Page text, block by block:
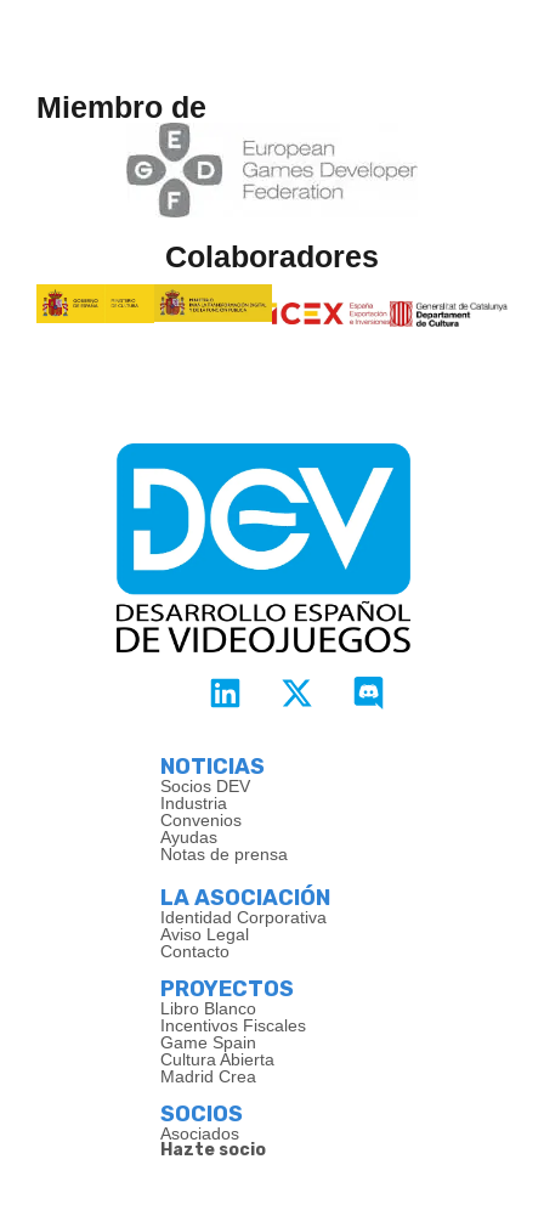
Miembro de
Colaboradores
NOTICIAS
Socios DEV
Industria
Convenios
Ayudas
Notas de prensa
LA ASOCIACIÓN
Identidad Corporativa
Aviso Legal
Contacto
PROYECTOS
Libro Blanco
Incentivos Fiscales
Game Spain
Cultura Abierta
Madrid Crea
SOCIOS
Asociados
Hazte socio